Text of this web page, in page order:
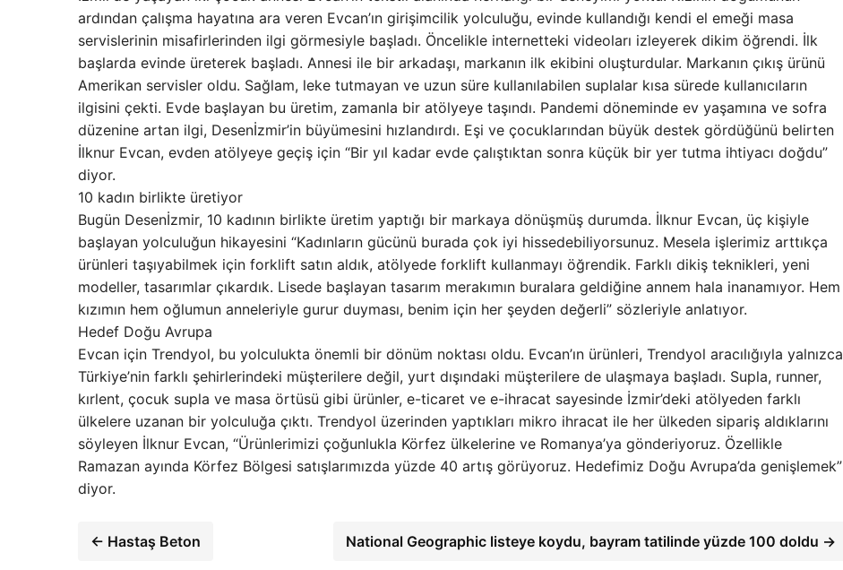
ardından çalışma hayatına ara veren Evcan’ın girişimcilik yolculuğu, evinde kullandığı kendi el emeği masa
servislerinin misafirlerinden ilgi görmesiyle başladı. Öncelikle internetteki videoları izleyerek dikim öğrendi. İlk
başlarda evinde üreterek başladı. Annesi ile bir arkadaşı, markanın ilk ekibini oluşturdular. Markanın çıkış ürünü
Amerikan servisler oldu. Sağlam, leke tutmayan ve uzun süre kullanılabilen suplalar kısa sürede kullanıcıların
ilgisini çekti. Evde başlayan bu üretim, zamanla bir atölyeye taşındı. Pandemi döneminde ev yaşamına ve sofra
düzenine artan ilgi, Desenİzmir’in büyümesini hızlandırdı. Eşi ve çocuklarından büyük destek gördüğünü belirten
İlknur Evcan, evden atölyeye geçiş için “Bir yıl kadar evde çalıştıktan sonra küçük bir yer tutma ihtiyacı doğdu”
diyor.
10 kadın birlikte üretiyor
Bugün Desenİzmir, 10 kadının birlikte üretim yaptığı bir markaya dönüşmüş durumda. İlknur Evcan, üç kişiyle
başlayan yolculuğun hikayesini “Kadınların gücünü burada çok iyi hissedebiliyorsunuz. Mesela işlerimiz arttıkça
ürünleri taşıyabilmek için forklift satın aldık, atölyede forklift kullanmayı öğrendik. Farklı dikiş teknikleri, yeni
modeller, tasarımlar çıkardık. Lisede başlayan tasarım merakımın buralara geldiğine annem hala inanamıyor. Hem
kızımın hem oğlumun anneleriyle gurur duyması, benim için her şeyden değerli” sözleriyle anlatıyor.
Hedef Doğu Avrupa
Evcan için Trendyol, bu yolculukta önemli bir dönüm noktası oldu. Evcan’ın ürünleri, Trendyol aracılığıyla yalnızca
Türkiye’nin farklı şehirlerindeki müşterilere değil, yurt dışındaki müşterilere de ulaşmaya başladı. Supla, runner,
kırlent, çocuk supla ve masa örtüsü gibi ürünler, e-ticaret ve e-ihracat sayesinde İzmir’deki atölyeden farklı
ülkelere uzanan bir yolculuğa çıktı. Trendyol üzerinden yaptıkları mikro ihracat ile her ülkeden sipariş aldıklarını
söyleyen İlknur Evcan, “Ürünlerimizi çoğunlukla Körfez ülkelerine ve Romanya’ya gönderiyoruz. Özellikle
Ramazan ayında Körfez Bölgesi satışlarımızda yüzde 40 artış görüyoruz. Hedefimiz Doğu Avrupa’da genişlemek”
diyor.
← Hastaş Beton National Geographic listeye koydu, bayram tatilinde yüzde 100 doldu →